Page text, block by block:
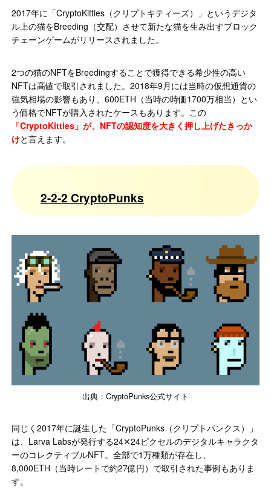
2017年に「CryptoKitties（クリプトキティーズ）」というデジタ
ル上の猫をBreeding（交配）させて新たな猫を生み出すブロック
チェーンゲームがリリースされました。
2つの猫のNFTをBreedingすることで獲得できる希少性の高い
NFTは高値で取引されました。2018年9月には当時の仮想通貨の
強気相場の影響もあり、600ETH（当時の時価1700万相当）とい
う価格でNFTが購入されたケースもあります。この
「CryptoKitties」が、NFTの認知度を大きく押し上げたきっか
けと言えます。
2-2-2 CryptoPunks
出典：CryptoPunks公式サイト
同じく2017年に誕生した「CryptoPunks（クリプトパンクス）」
は、Larva Labsが発行する24✕24ピクセルのデジタルキャラクタ
ーのコレクティブルNFT。全部で1万種類が存在し、
8,000ETH（当時レートで約27億円）で取引された事例もありま
す。